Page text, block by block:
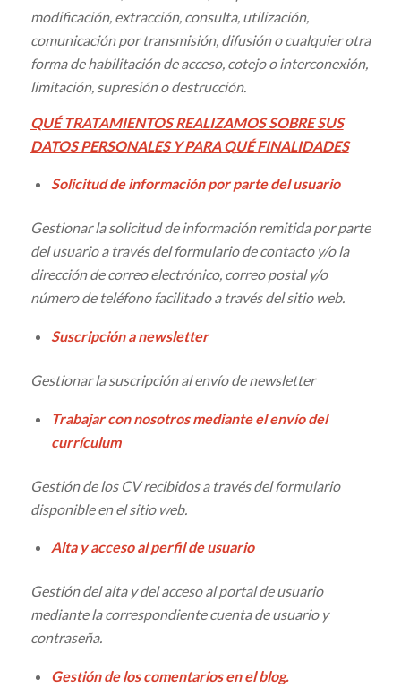
modificación, extracción, consulta, utilización,
comunicación por transmisión, difusión o cualquier otra
forma de habilitación de acceso, cotejo o interconexión,
limitación, supresión o destrucción.
QUÉ TRATAMIENTOS REALIZAMOS SOBRE SUS
DATOS PERSONALES Y PARA QUÉ FINALIDADES
Solicitud de información por parte del usuario
Gestionar la solicitud de información remitida por parte
del usuario a través del formulario de contacto y/o la
dirección de correo electrónico, correo postal y/o
número de teléfono facilitado a través del sitio web.
Suscripción a newsletter
Gestionar la suscripción al envío de newsletter
Trabajar con nosotros mediante el envío del
currículum
Gestión de los CV recibidos a través del formulario
disponible en el sitio web.
Alta y acceso al perfil de usuario
Gestión del alta y del acceso al portal de usuario
mediante la correspondiente cuenta de usuario y
contraseña.
Gestión de los comentarios en el blog.